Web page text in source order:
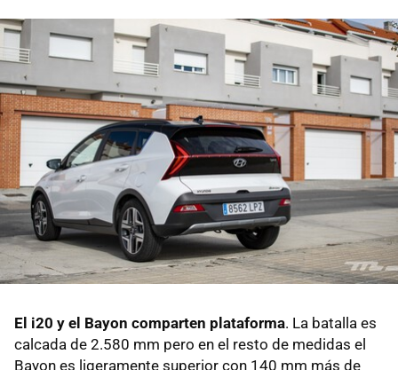
El i20 y el Bayon comparten plataforma. La batalla es
calcada de 2.580 mm pero en el resto de medidas el
Bayon es ligeramente superior con 140 mm más de